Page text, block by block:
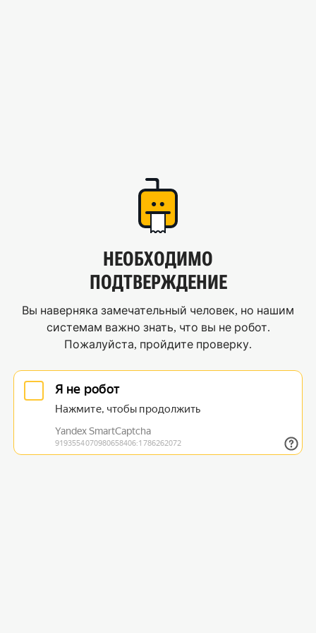
НЕОБХОДИМО
ПОДТВЕРЖДЕНИЕ
Вы наверняка замечательный человек, но нашим
системам важно знать, что вы не робот.
Пожалуйста, пройдите проверку.